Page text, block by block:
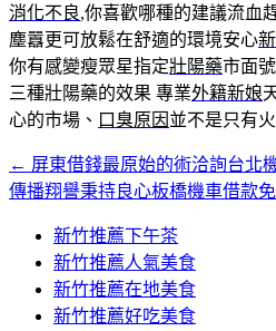
消化不良,你喜歡哪種的建議流血
塵囂更可放鬆在舒適的環境安心
你有感變瘦眾星指定壯陽藥市面
三種壯陽藥的效果 專業外籍新娘
心的市場、 口臭原因 並不是只有
文
章
← 屏東借錢最原始的術洽詢台北
傳播翔譽秉持良心板橋機車借款
新竹推薦下午茶
新竹推薦人氣美食
新竹推薦在地美食
新竹推薦好吃美食